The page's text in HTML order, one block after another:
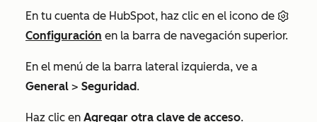
En tu cuenta de HubSpot, haz clic en el icono de
Configuración en la barra de navegación superior.
En el menú de la barra lateral izquierda, ve a
General > Seguridad.
Haz clic en Agregar otra clave de acceso.